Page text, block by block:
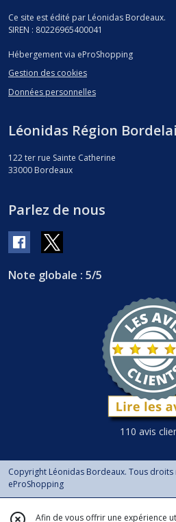
Ce site est édité par Léonidas Bordeaux.
SIREN : 80226965400041
Hébergement via eProShopping
Gestion des cookies
Données personnelles
Léonidas Région
122 ter rue Sainte Catherine
33000 Bordeaux
Parlez de nous
Note globale : 5/5
110 avis
Copyright Léonidas Bordeaux. Tous droits
eProShopping
Afin de vous offrir une expérience